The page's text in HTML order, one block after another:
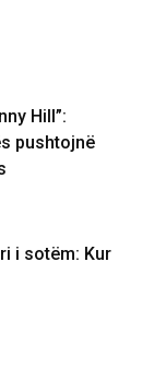
Hill”:
pushtojnë
i sotëm: Kur